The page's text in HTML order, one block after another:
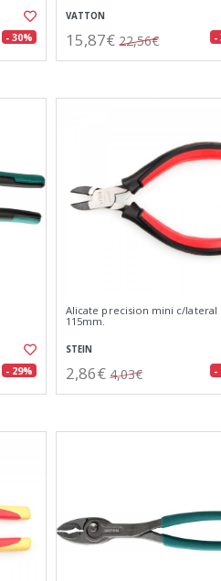
- 30%
VATTON
15,87€ 22,56€ -
- 29%
Alicate precision mini c/lateral
115mm.
STEIN
2,86€ 4,03€ -